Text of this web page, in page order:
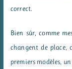
correct.
Bien sûr, comme
changent de place,
premiers modèles,